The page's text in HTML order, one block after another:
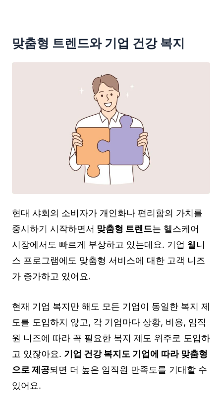
맞춤형 트렌드와 기업 건강 복지
현대 샤회의 소비자가 개인화나 편리함의 가치를
중시하기 시작하면서 맞춤형 트렌드는 헬스케어
시장에서도 빠르게 부상하고 있는데요. 기업 웰니
스 프로그램에도 맞춤형 서비스에 대한 고객 니즈
가 증가하고 있어요.
현재 기업 복지만 해도 모든 기업이 동일한 복지 제
도를 도입하지 않고, 각 기업마다 상황, 비용, 임직
원 니즈에 따라 꼭 필요한 복지 제도 위주로 도입하
고 있잖아요. 기업 건강 복지도 기업에 따라 맞춤형
으로 제공되면 더 높은 임직원 만족도를 기대할 수
있어요.